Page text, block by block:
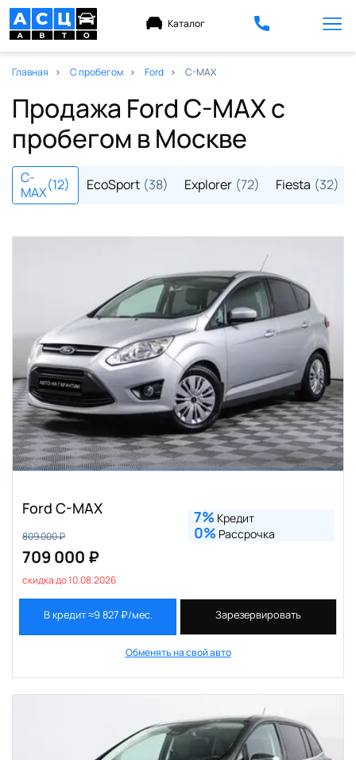
Каталог
Главная С пробегом Ford C-MAX
Продажа Ford C-MAX с
пробегом в Москве
C-
MAX(12) EcoSport (38) Explorer (72) Fiesta (32)
Ford C-MAX
809 000 ₽
709 000 ₽
скидка до 10.08.2026
7% Кредит
0% Рассрочка
В кредит ≈9 827 ₽/мес. Зарезервировать
Обменять на свой авто